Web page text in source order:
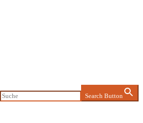
Search Button